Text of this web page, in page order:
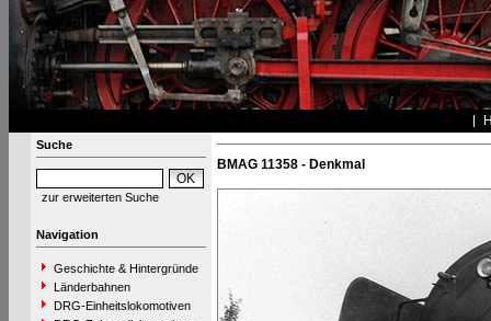
Suche
zur erweiterten Suche
Navigation
Geschichte & Hintergründe
Länderbahnen
DRG-Einheitslokomotiven
BMAG 11358 - Denkmal